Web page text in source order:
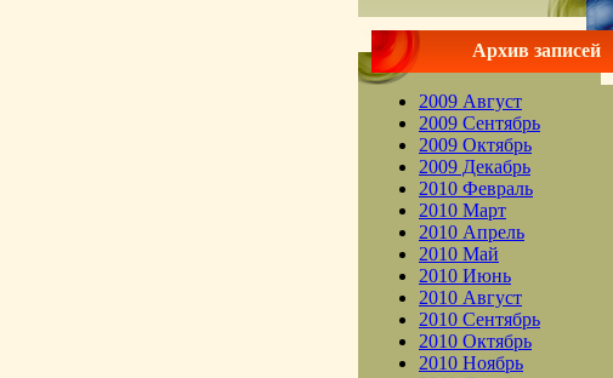
Архив записей
2009 Август
2009 Сентябрь
2009 Октябрь
2009 Декабрь
2010 Февраль
2010 Март
2010 Апрель
2010 Май
2010 Июнь
2010 Август
2010 Сентябрь
2010 Октябрь
2010 Ноябрь